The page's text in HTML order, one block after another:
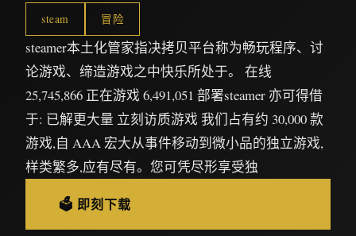
steam 冒险
steamer本土化管家指决拷贝平台称为畅玩程序、讨
论游戏、缔造游戏之中快乐所处于。 在线
25,745,866 正在游戏 6,491,051 部署steamer 亦可得借
于: 已解更大量 立刻访质游戏 我们占有约 30,000 款
游戏,自 AAA 宏大从事件移动到微小品的独立游戏,
样类繁多,应有尽有。您可凭尽形享受独
🗳️ 即刻下载